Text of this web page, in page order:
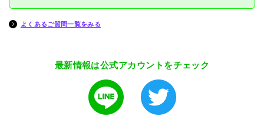
よくあるご質問一覧をみる
最新情報は公式アカウントをチェック